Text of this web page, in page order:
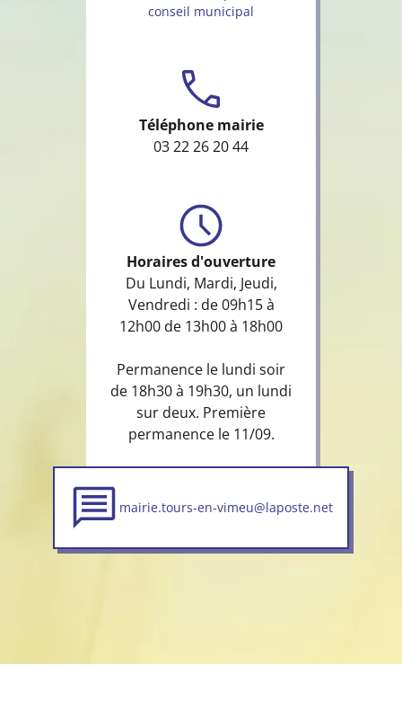
conseil municipal
Téléphone mairie
03 22 26 20 44
Horaires d'ouverture
Du Lundi, Mardi, Jeudi,
Vendredi : de 09h15 à
12h00 de 13h00 à 18h00
Permanence le lundi soir
de 18h30 à 19h30, un lundi
sur deux. Première
permanence le 11/09.
mairie.tours-en-vimeu@laposte.net